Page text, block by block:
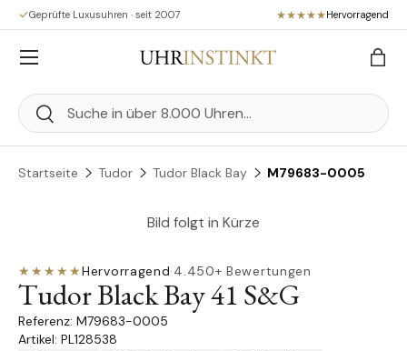
Direkt zum Inhalt
Geprüfte Luxusuhren · seit 2007 Hervorragend
Suchen
Suchen
Menü
Startseite Tudor Tudor Black Bay M79683-0005
Bild folgt in Kürze
★★★★★Hervorragend·4.450+ Bewertungen
Tudor Black Bay 41 S&G
M79683-0005
Artikel: PL128538